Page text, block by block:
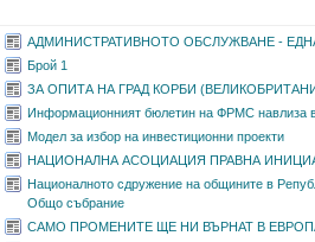
АДМИНИСТРАТИВНОТО ОБСЛУЖВАНЕ -
Брой 1
ЗА ОПИТА НА ГРАД КОРБИ
Информационният бюлетин на ФРМС навлиза в
Модел за избор на инвестиционни проекти
НАЦИОНАЛНА АСОЦИАЦИЯ ПРАВНА
Националното сдружение на общините в
Общо събрание
САМО ПРОМЕНИТЕ ЩЕ НИ ВЪРНАТ В